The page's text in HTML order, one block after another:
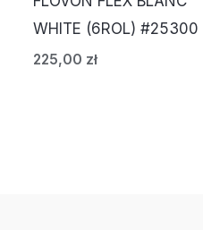
WHITE (6ROL) #25300
225,00 zł